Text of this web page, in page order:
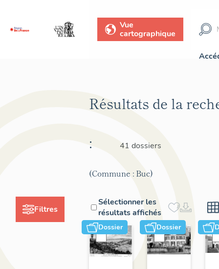
Vue
cartographique
Filtres
Résultats de la
:
41 dossiers
(Commune : Buc)
Sélectionner les
résultats affichés
Dossier Dossier